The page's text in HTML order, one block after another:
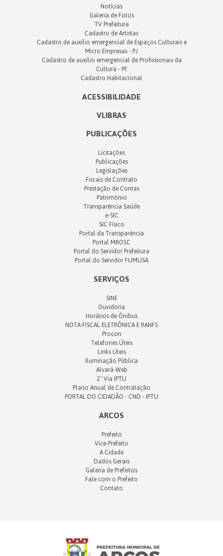
Notícias
Galeria de Fotos
TV Prefeitura
Cadastro de Artistas
Cadastro de auxílio emergencial de Espaços Culturais e
Micro Empresas - PJ
Cadastro de auxílio emergencial de Profissionais da
Cultura - PF
Cadastro Habitacional
ACESSIBILIDADE
VLIBRAS
PUBLICAÇÕES
Licitações
Publicações
Legislações
Fiscais de Contrato
Prestação de Contas
Patrimônio
Transparência Saúde
e-SIC
SIC Físico
Portal da Transparência
Portal MROSC
Portal do Servidor Prefeitura
Portal do Servidor FUMUSA
SERVIÇOS
SINE
Ouvidoria
Horários de Ônibus
NOTA FISCAL ELETRÔNICA E RANFS
Procon
Telefones Úteis
Links Úteis
Iluminação Pública
Alvará-Web
2ª Via IPTU
Plano Anual de Contratação
PORTAL DO CIDADÃO - CND - IPTU
ARCOS
Prefeito
Vice-Prefeito
A Cidade
Dados Gerais
Galeria de Prefeitos
Fale com o Prefeito
Contato